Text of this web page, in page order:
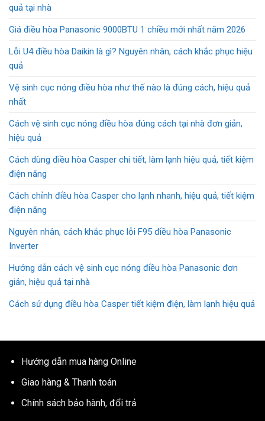
quả tại nhà
Giá điều hòa Panasonic 9000BTU 1 chiều mới nhất năm 2026
Lỗi U4 điều hòa Daikin là gì? Nguyên nhân, cách khắc phục hiệu
quả
Vệ sinh cục nóng điều hòa như thế nào là đúng cách, hiệu quả
nhất
Cách vệ sinh cục nóng điều hòa đúng cách tại nhà đơn giản,
hiệu quả
Cách dùng điều hòa Casper chi tiết, làm lạnh hiệu quả, tiết kiệm
điện năng
Cách chỉnh điều hòa Casper cho lạnh nhanh, hiệu quả, tiết kiệm
điện năng
Nguyên nhân, cách khắc phục lỗi F95 điều hòa Panasonic
Inverter
Hướng dẫn cách vệ sinh cục nóng điều hòa Panasonic đơn
giản, hiệu quả tại nhà
Cách sử dụng điều hòa Casper tiết kiệm điện, làm lạnh hiệu quả
Hướng dẫn mua hàng Online
Giao hàng & Thanh toán
Chính sách bảo hành, đổi trả